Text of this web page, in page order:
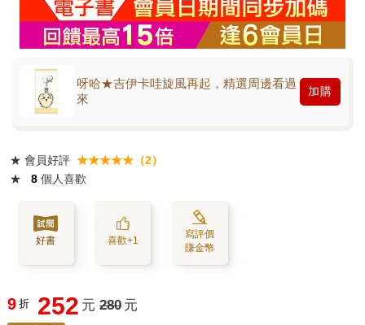
呀哈★吉伊卡哇旋風再起，精選周邊看過
來
加購
★ 會員好評 ★★★★★（2）
★
8 個人喜歡
好書 喜歡+1
寫評價
賺金幣
9 折 252 元 280 元